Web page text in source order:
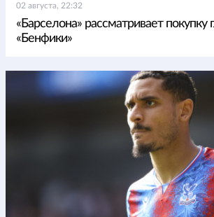
02 августа, 22:32
«Барселона» рассматривает покупку
«Бенфики»